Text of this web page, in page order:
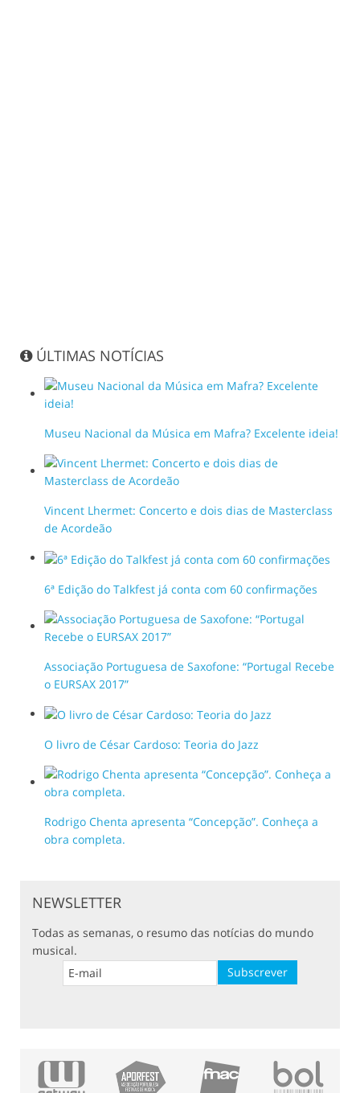
ÚLTIMAS NOTÍCIAS
Museu Nacional da Música em Mafra? Excelente ideia!
Vincent Lhermet: Concerto e dois dias de Masterclass
de Acordeão
6ª Edição do Talkfest já conta com 60 confirmações
Associação Portuguesa de Saxofone: “Portugal Recebe
o EURSAX 2017”
O livro de César Cardoso: Teoria do Jazz
Rodrigo Chenta apresenta “Concepção”. Conheça a
obra completa.
NEWSLETTER
Todas as semanas, o resumo das notícias do mundo
musical.